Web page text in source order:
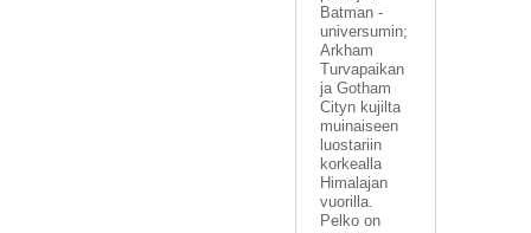
Batman -
universumin;
Arkham
Turvapaikan
ja Gotham
Cityn kujilta
muinaiseen
luostariin
korkealla
Himalajan
vuorilla.
Pelko on